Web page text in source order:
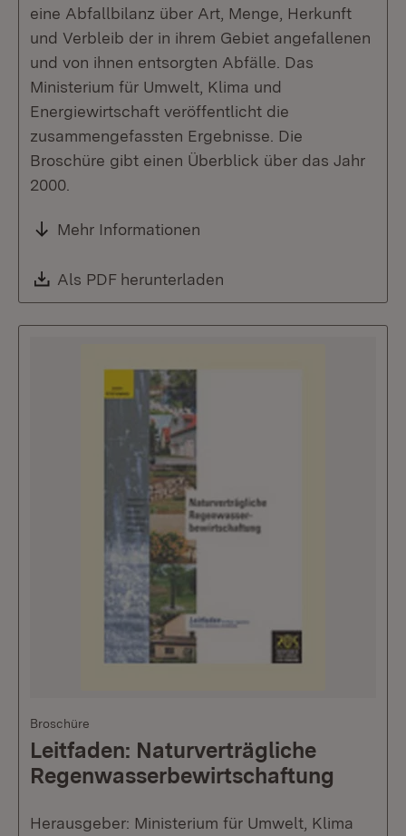
eine Abfallbilanz über Art, Menge, Herkunft
und Verbleib der in ihrem Gebiet angefallenen
und von ihnen entsorgten Abfälle. Das
Ministerium für Umwelt, Klima und
Energiewirtschaft veröffentlicht die
zusammengefassten Ergebnisse. Die
Broschüre gibt einen Überblick über das Jahr
2000.
Mehr Informationen
Download:
Als PDF herunterladen
Broschüre
Leitfaden: Naturverträgliche
Regenwasserbewirtschaftung
Herausgeber: Ministerium für Umwelt, Klima